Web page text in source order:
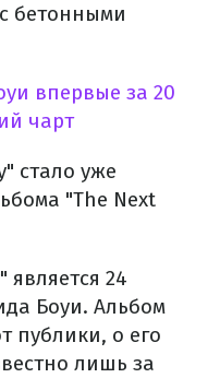
бетонными
впервые за 20
чарт
стало уже
"The Next
является 24
Боуи. Альбом
публики, о его
лишь за